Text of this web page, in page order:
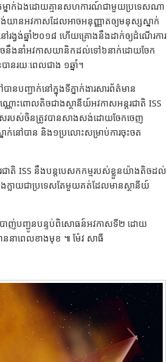
ាក់ឯងដោយគ្មានសហការណ៍ជាមួយប្រទេសណា
ានអវកាសដែលអាចអនុញ្ញាតឲ្យមនុស្សស្នាក់
រង្វង់ឆ្នាំ២០១៨ ហើយគ្រោងនឹងដាក់ឲ្យដំណើរការ
ចនឹងនាំអវកាសយានិកដល់ទៅ៦នាក់ដោយចែក
ានរយៈពេលជាង ១ឆ្នាំ។
នបញ្ជាក់នៅក្នុងទីភ្នាក់ងារសារព័ត៌មាន
ោះពោលតិចជាងស្ថានីយ៍អវកាសអន្តរជាតិ ISS
របស់ចិនត្រូវបានសាងសង់ដោយចែកចេញ
ក់នៅបាន និង១ប្រលោះសម្រាប់ការចុះចត
ជាតិ ISS នឹងបន្តបេសកកម្មរបស់ខ្លួនយ៉ាងតិចដល់
ក្លាយជាប្រទេសតែមួយគត់ដែលមានស្ថានីយ៍
បាញ់បញ្ជូនបន្ទប់ពិសោធន៍អវកាសទី២ ដោយ
នាពេលខាងមុខ ៕ ម៉ែវ សាធី